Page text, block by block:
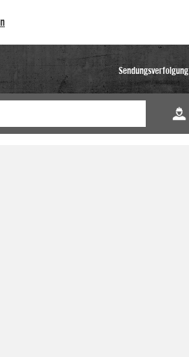
Sendungsverfolgung